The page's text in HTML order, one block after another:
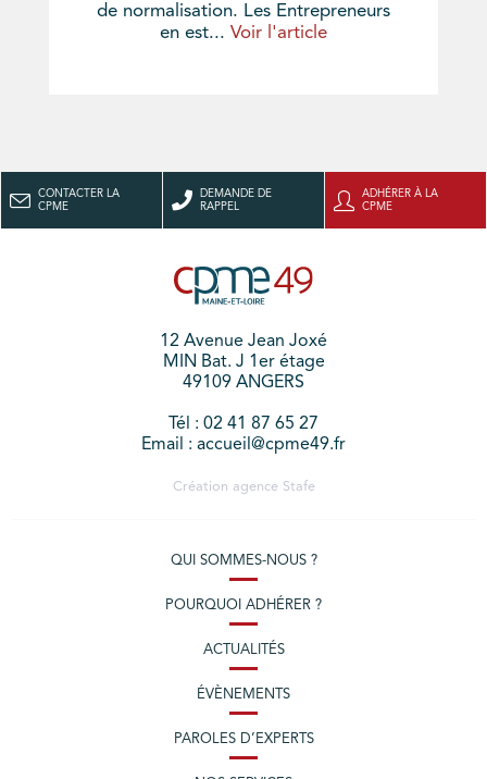
de normalisation. Les Entrepreneurs
en est... Voir l'article
CONTACTER LA
CPME
DEMANDE DE
RAPPEL
ADHÉRER À LA
CPME
12 Avenue Jean Joxé
MIN Bat. J 1er étage
49109 ANGERS
Tél : 02 41 87 65 27
Email : accueil@cpme49.fr
Création agence Stafe
QUI SOMMES-NOUS ?
POURQUOI ADHÉRER ?
ACTUALITÉS
ÉVÈNEMENTS
PAROLES D’EXPERTS